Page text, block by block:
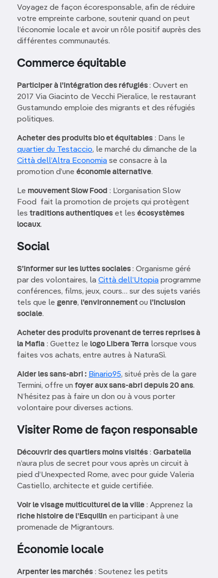
Voyagez de façon écoresponsable, afin de réduire
votre empreinte carbone, soutenir quand on peut
l’économie locale et avoir un rôle positif auprès des
différentes communautés.
Commerce équitable
Participer à l’intégration des réfugiés: Ouvert en
2017 Via Giacinto de Vecchi Pieralice, le restaurant
Gustamundo emploie des migrants et des réfugiés
politiques.
Acheter des produits bio et équitables : Dans le
quartier du Testaccio, le marché du dimanche de la
Città dell’Altra Economia se consacre à la
promotion d’une économie alternative.
Le mouvement Slow Food : L’organisation Slow
Food fait la promotion de projets qui protègent
les traditions authentiques et les écosystèmes
locaux.
Social
S’informer sur les luttes sociales: Organisme géré
par des volontaires, la Città dell’Utopia programme
conférences, films, jeux, cours… sur des sujets variés
tels que le genre, l’environnementou l’inclusion
sociale.
Acheter des produits provenant de terres reprises à
la Mafia : Guettez le logo Libera Terra lorsque vous
faites vos achats, entre autres à NaturaSì.
Aider les sans-abri : Binario95, situé près de la gare
Termini, offre un foyer aux sans-abri depuis 20 ans.
N’hésitez pas à faire un don ou à vous porter
volontaire pour diverses actions.
Visiter Rome de façon responsable
Découvrir des quartiers moins visités : Garbatella
n’aura plus de secret pour vous après un circuit à
pied d’Unexpected Rome, avec pour guide Valeria
Castiello, architecte et guide certifiée.
Voir le visage multiculturel de la ville : Apprenez la
riche histoire de l’Esquilin en participant à une
promenade de Migrantours.
Économie locale
Arpenter les marchés : Soutenez les petits